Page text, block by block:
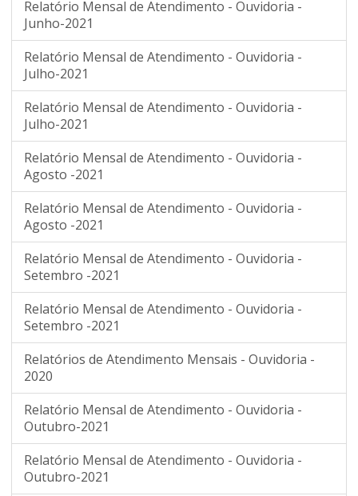
Relatório Mensal de Atendimento - Ouvidoria -
Junho-2021
Relatório Mensal de Atendimento - Ouvidoria -
Julho-2021
Relatório Mensal de Atendimento - Ouvidoria -
Julho-2021
Relatório Mensal de Atendimento - Ouvidoria -
Agosto -2021
Relatório Mensal de Atendimento - Ouvidoria -
Agosto -2021
Relatório Mensal de Atendimento - Ouvidoria -
Setembro -2021
Relatório Mensal de Atendimento - Ouvidoria -
Setembro -2021
Relatórios de Atendimento Mensais - Ouvidoria -
2020
Relatório Mensal de Atendimento - Ouvidoria -
Outubro-2021
Relatório Mensal de Atendimento - Ouvidoria -
Outubro-2021